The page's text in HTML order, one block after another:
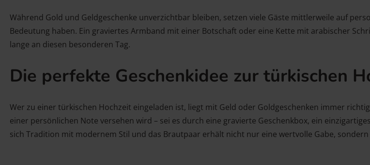
Während Gold und Geldgeschenke unverzichtbar bleiben, setzen viele Gäste mittlerweile auf
Bedeutung haben. Ein graviertes Armband mit einer Botschaft oder eine Kette mit arabischer
lange an diesen besonderen Tag.
Die perfekte Geschenkidee zur türkischen
Wer zu einer türkischen Hochzeit eingeladen ist, liegt mit Geld oder Goldgeschenken immer
einer persönlichen Note versehen wird – sei es durch eine gravierte Geschenkbox, ein
sich Tradition mit modernem Stil und das Brautpaar erhält nicht nur eine wertvolle Gabe,